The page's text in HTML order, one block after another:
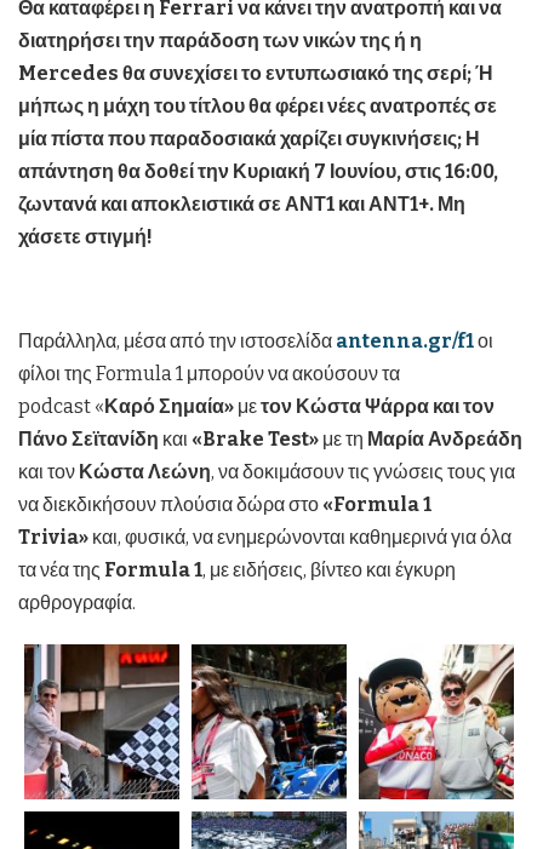
Θα καταφέρει η Ferrari να κάνει την ανατροπή και να
διατηρήσει την παράδοση των νικών της ή η
Mercedes θα συνεχίσει το εντυπωσιακό της σερί; Ή
μήπως η μάχη του τίτλου θα φέρει νέες ανατροπές σε
μία πίστα που παραδοσιακά χαρίζει συγκινήσεις; Η
απάντηση θα δοθεί την Κυριακή 7 Ιουνίου, στις 16:00,
ζωντανά και αποκλειστικά σε ΑΝΤ1 και ΑΝΤ1+. Μη
χάσετε στιγμή!
Παράλληλα, μέσα από την ιστοσελίδα antenna.gr/f1οι
φίλοι της Formula 1 μπορούν να ακούσουν τα
podcast «Καρό Σημαία» μετον Κώστα Ψάρρα και τον
Πάνο Σεϊτανίδη και «Brake Test» με τη Μαρία Ανδρεάδη
και τον Κώστα Λεώνη, να δοκιμάσουν τις γνώσεις τους για
να διεκδικήσουν πλούσια δώρα στο «Formula1
Trivia» και, φυσικά, να ενημερώνονται καθημερινά για όλα
τα νέα της Formula1, με ειδήσεις, βίντεο και έγκυρη
αρθρογραφία.